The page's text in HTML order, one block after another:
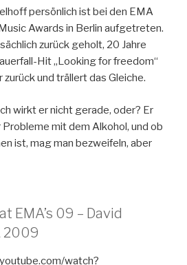
persönlich ist bei den EMA
Awards in Berlin aufgetreten.
zurück geholt, 20 Jahre
Hit „Looking for freedom“
und trällert das Gleiche.
wirkt er nicht gerade, oder? Er
mit dem Alkohol, und ob
ist, mag man bezweifeln, aber
EMA’s 09 – David
2009
watch?